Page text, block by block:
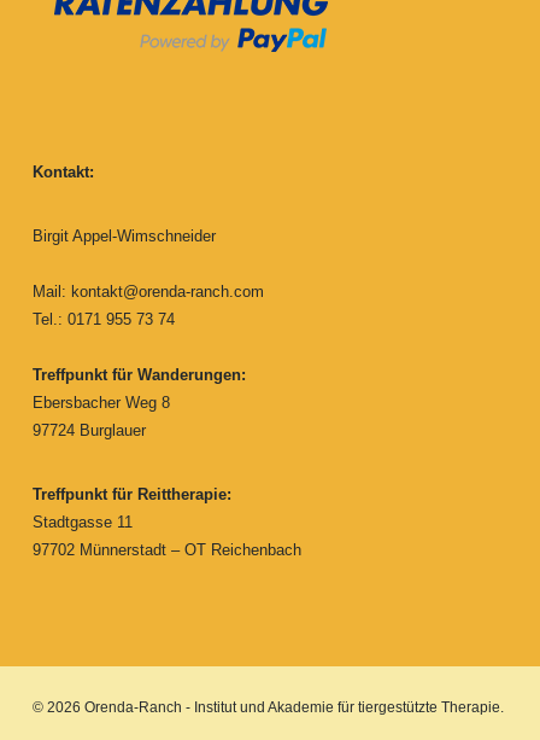
Kontakt:
Birgit Appel-Wimschneider
Mail: kontakt@orenda-ranch.com
Tel.: 0171 955 73 74
Treffpunkt für Wanderungen:
Ebersbacher Weg 8
97724 Burglauer
Treffpunkt für Reittherapie:
Stadtgasse 11
97702 Münnerstadt – OT Reichenbach
© 2026 Orenda-Ranch - Institut und Akademie für tiergestützte Therapie.